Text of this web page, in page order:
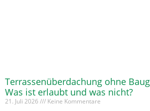
Terrassenüberdachung ohne
Was ist erlaubt und was nicht?
21. Juli 2026 Keine Kommentare